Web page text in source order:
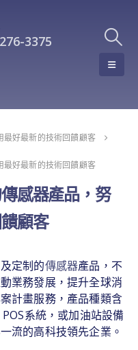
3375
最好最新的技術回饋顧客
最好最新的技術回饋顧客
感器產品，努
顧客
定制的傳感器產品，不
業務發展，提升全球消
計畫服務，產品種類含
系統，或加油站設備
流的高科技領先企業。